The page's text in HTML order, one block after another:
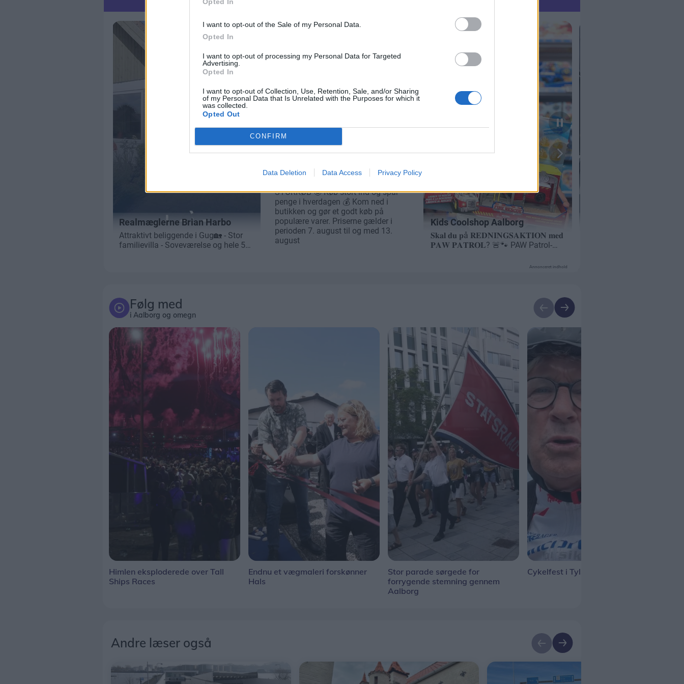
I want to opt-out of the Sale of my Personal Data.
Opted In
I want to opt-out of processing my Personal Data for Targeted
Advertising.
Opted In
I want to opt-out of Collection, Use, Retention, Sale, and/or Sharing
of my Personal Data that Is Unrelated with the Purposes for which it
was collected.
Opted Out
CONFIRM
Data Deletion Data Access Privacy Policy
Annonceret indhold
Følg med
i Aalborg og omegn
Himlen eksploderede over Tall
Ships Races
Endnu et vægmaleri forskønner
Hals
Stor parade sørgede for
forrygende stemning gennem
Aalborg
Cykelfest i Tylstrup
Andre læser også